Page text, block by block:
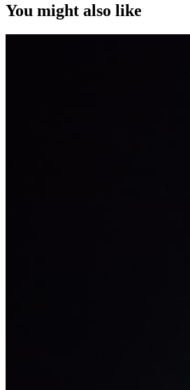
You might also like